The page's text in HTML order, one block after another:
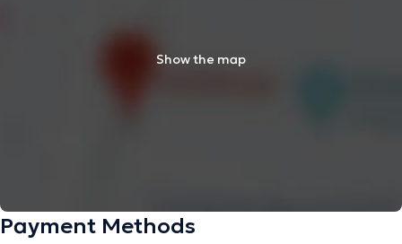
Show the map
Payment Methods